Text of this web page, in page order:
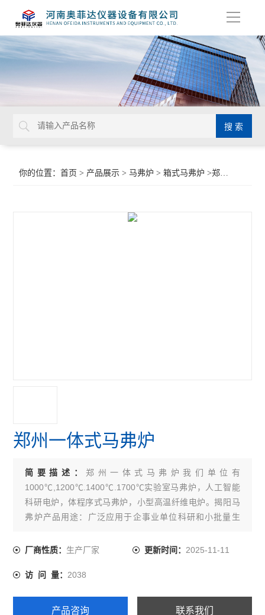
导
你的位置：首页 > 产品展示 >马弗炉 >箱式马弗炉 >郑州一体式马弗炉
郑州一体式马弗炉
简要描述：郑州一体式马弗炉我们单位有
1000℃,1200℃.1400℃.1700℃实验室马弗炉，人工智能
科研电炉，体程序式马弗炉，小型高温纤维电炉。揭阳马
弗炉产品用途：广泛应用于企事业单位科研和小批量生
璃，化工，机械，耐火材料，新材料开发，特种材料，建
厂商性质： 生产厂家 更新时间： 2025-11-11
访 问 量：2038
产品咨询 联系我们